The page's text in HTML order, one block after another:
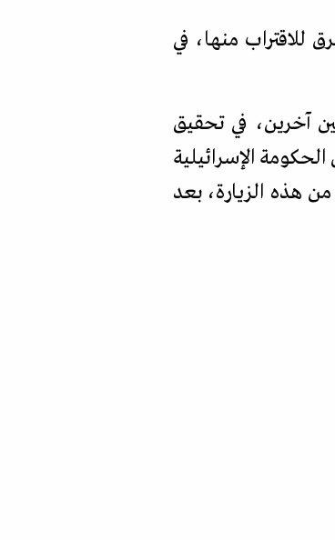
للاقتراب منها، في
آخرين، في تحقيق
الإسرائيلية
هذه الزيارة، بعد